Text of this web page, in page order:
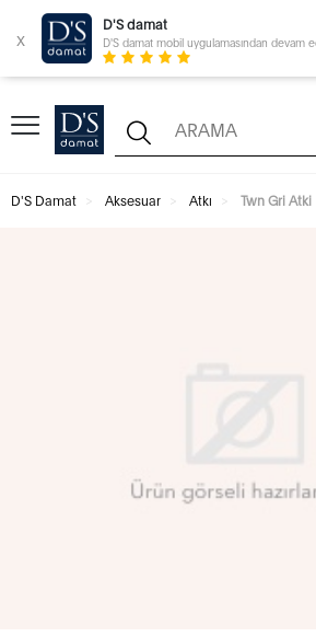
x
D'S damat
D'S damat mobil uygulamasından devam
D'S Damat Aksesuar Atkı Twn Gri Atki